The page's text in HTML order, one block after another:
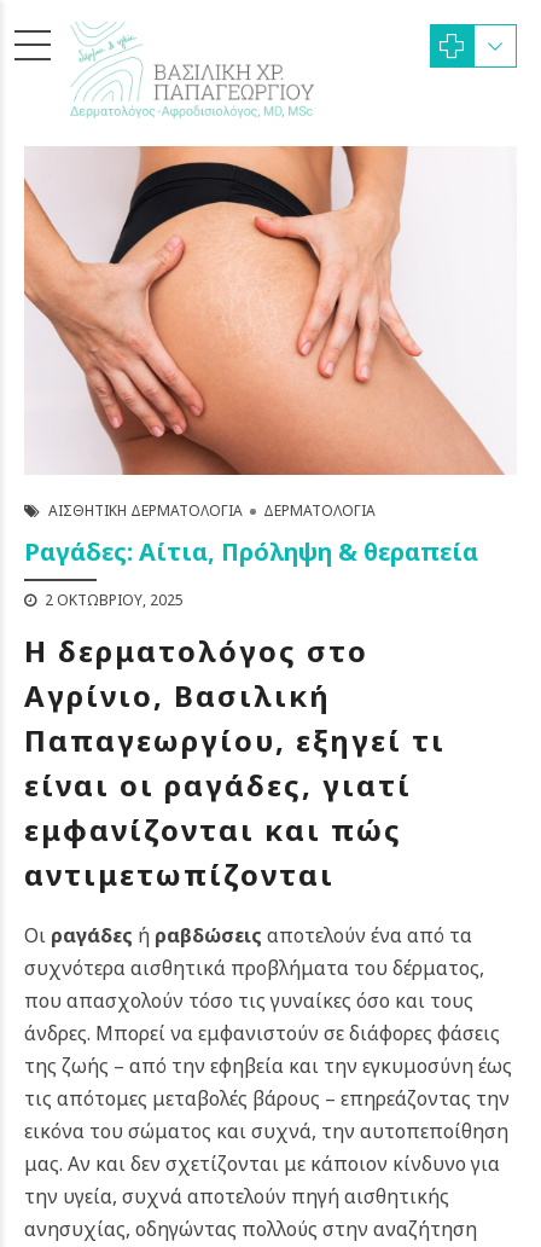
ΑΙΣΘΗΤΙΚΉ ΔΕΡΜΑΤΟΛΟΓΊΑ ΔΕΡΜΑΤΟΛΟΓΊΑ
Ραγάδες: Αίτια, Πρόληψη & θεραπεία
2 ΟΚΤΩΒΡΊΟΥ, 2025
Η δερματολόγος στο
Αγρίνιο, Βασιλική
Παπαγεωργίου, εξηγεί τι
είναι οι ραγάδες, γιατί
εμφανίζονται και πώς
αντιμετωπίζονται
Οι ραγάδες ή ραβδώσεις αποτελούν ένα από τα
συχνότερα αισθητικά προβλήματα του δέρματος,
που απασχολούν τόσο τις γυναίκες όσο και τους
άνδρες. Μπορεί να εμφανιστούν σε διάφορες φάσεις
της ζωής – από την εφηβεία και την εγκυμοσύνη έως
τις απότομες μεταβολές βάρους – επηρεάζοντας την
εικόνα του σώματος και συχνά, την αυτοπεποίθηση
μας. Αν και δεν σχετίζονται με κάποιον κίνδυνο για
την υγεία, συχνά αποτελούν πηγή αισθητικής
ανησυχίας, οδηγώντας πολλούς στην αναζήτηση